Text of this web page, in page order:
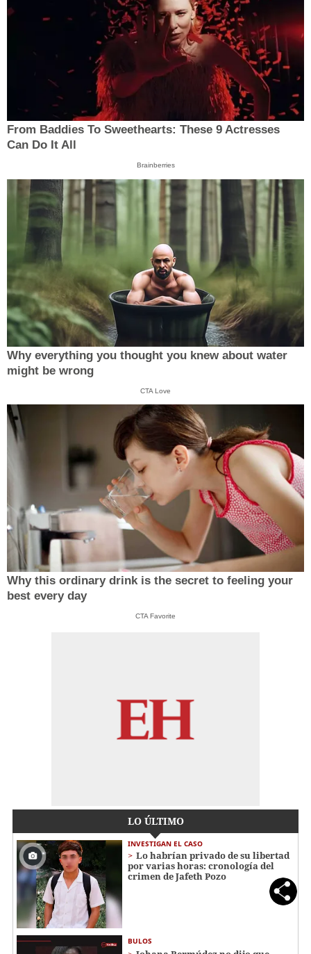
From Baddies To Sweethearts: These 9 Actresses
Can Do It All
Brainberries
Why everything you thought you knew about water
might be wrong
CTA Love
Why this ordinary drink is the secret to feeling your
best every day
CTA Favorite
LO ÚLTIMO
INVESTIGAN EL CASO
Lo habrían privado de su libertad
por varias horas: cronología del
crimen de Jafeth Pozo
BULOS